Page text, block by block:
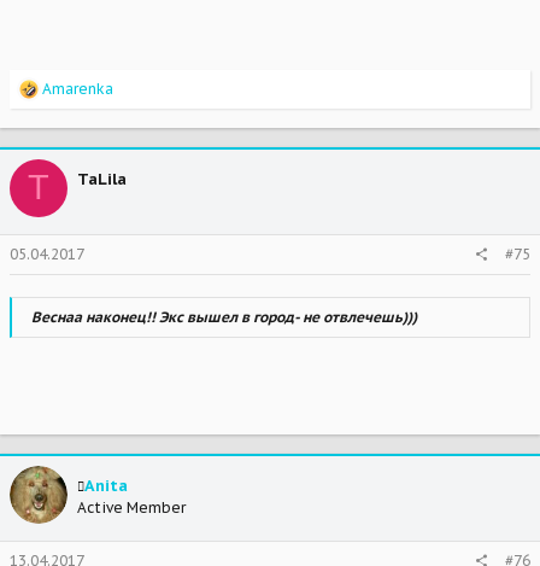
R
a
c
t
i
n
s
:
Amarenka
T TaLila
05.04.2017 #75
Веснаа наконец!! Экс вышел в город- не отвлечешь)))
Anita
Active Member
13.04.2017 #76